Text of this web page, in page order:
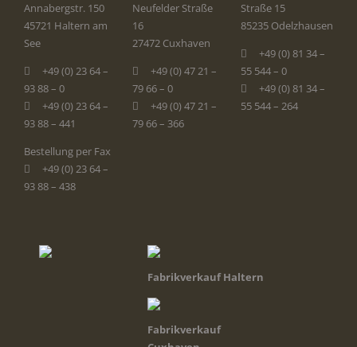
Annabergstr. 150
45721 Haltern am
See
+49 (0) 23 64 –
93 88 – 0
+49 (0) 23 64 –
93 88 – 441
Bestellung per Fax
+49 (0) 23 64 –
93 88 – 438
Neufelder Straße
16
27472 Cuxhaven
+49 (0) 47 21 –
79 66 – 0
+49 (0) 47 21 –
79 66 – 366
Straße 15
85235 Odelzhausen
+49 (0) 81 34 –
55 544 – 0
+49 (0) 81 34 –
55 544 – 264
Fabrikverkauf Haltern
Fabrikverkauf